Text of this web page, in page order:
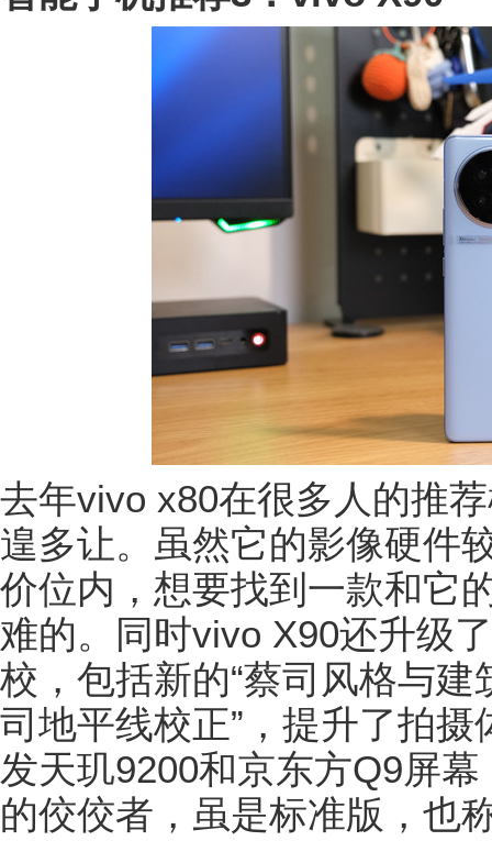
去年vivo x80在很多人的推
遑多让。虽然它的影像硬件
价位内，想要找到一款和它
难的。同时vivo X90还升级
校，包括新的“蔡司风格与建
司地平线校正”，提升了拍
发天玑9200和京东方Q9屏
的佼佼者，虽是标准版，也